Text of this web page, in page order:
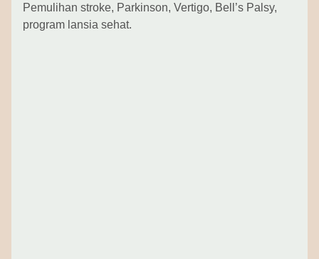
Pemulihan stroke, Parkinson, Vertigo, Bell’s Palsy,
program lansia sehat.